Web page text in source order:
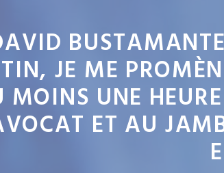
JE ME
MOINS UNE
ET AU